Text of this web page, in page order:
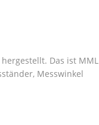
Das ist MML
Messwinkel